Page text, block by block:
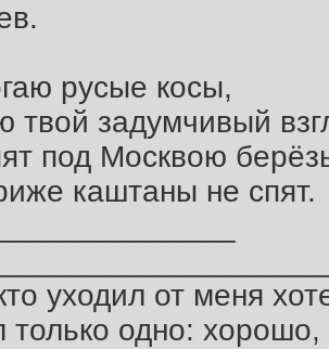
русые косы,
твой задумчивый
под Москвою
каштаны не спят.
уходил от меня
только одно: